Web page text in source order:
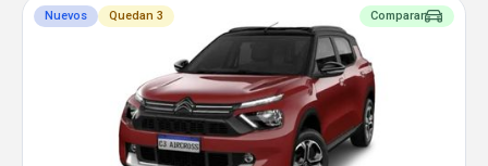
Nuevos Quedan 3 Comparar
Agregar un vehículo
Agregar un vehículo